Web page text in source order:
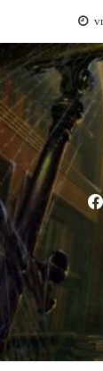
inhoud